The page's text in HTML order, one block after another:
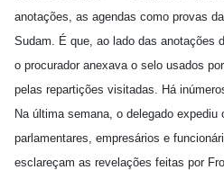
anotações, as agendas como provas
Sudam. É que, ao lado das anotações
o procurador anexava o selo usados
pelas repartições visitadas. Há
Na última semana, o delegado
parlamentares, empresários e
esclareçam as revelações feitas por